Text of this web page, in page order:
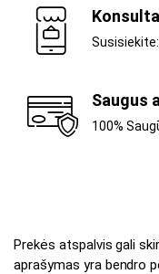
Saugus
100%
Prekės atspalvis gali
aprašymas yra bendro